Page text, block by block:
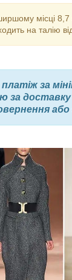
місці 8,7
на талію
за
за доставку
або